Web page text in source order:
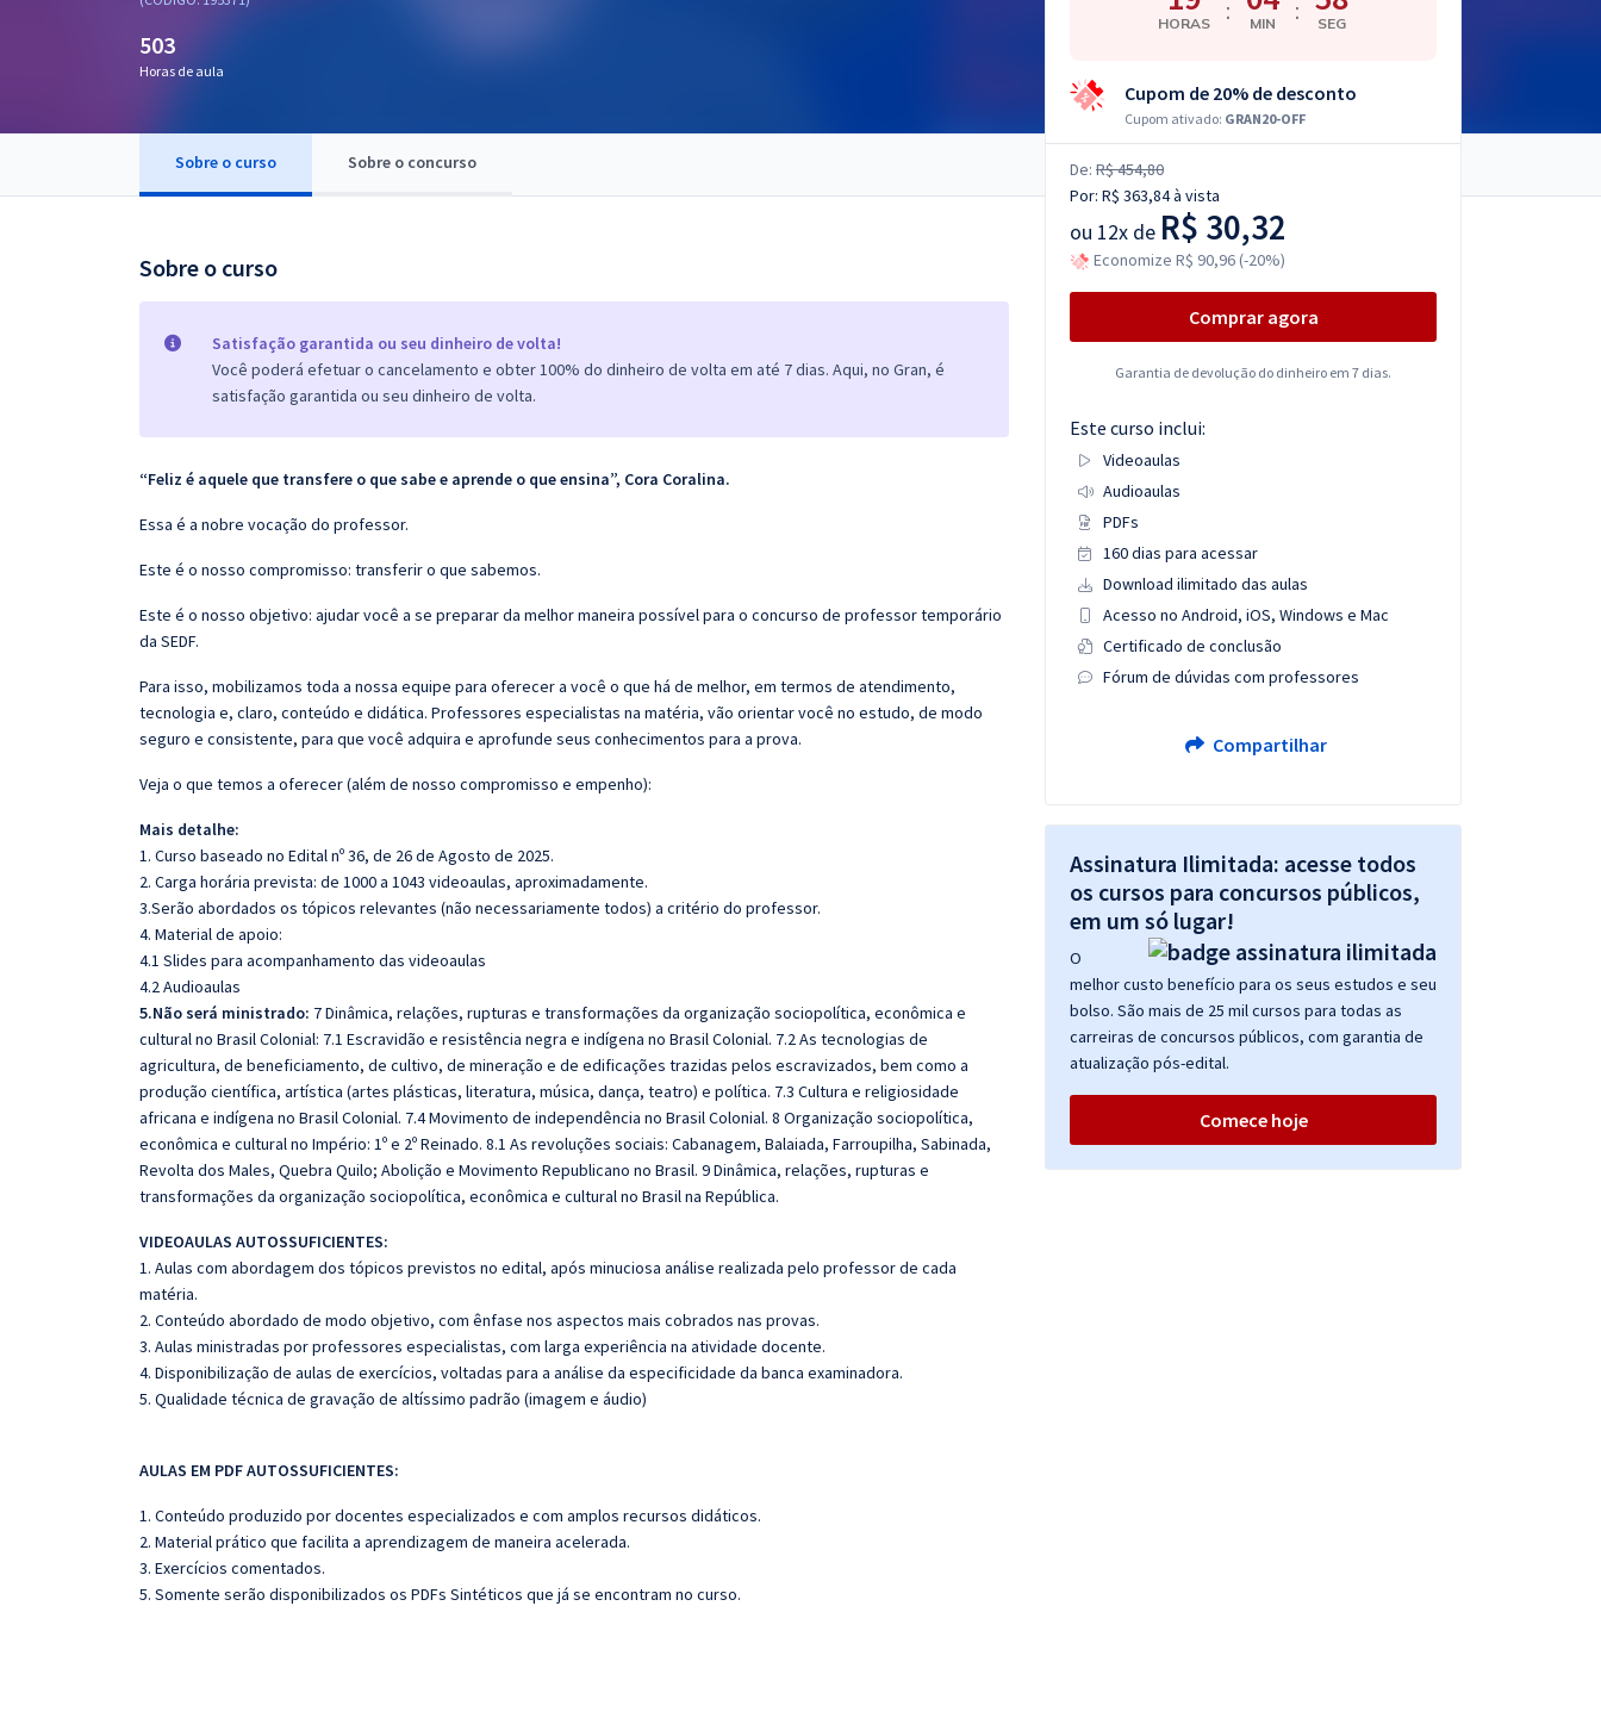
OAB
503
Horas de aula
Sobre o curso Sobre o concurso
Sobre o curso
Satisfação garantida ou seu dinheiro de volta!
Você poderá efetuar o cancelamento e obter 100% do dinheiro de volta em até 7 dias. Aqui, no Gran, é
satisfação garantida ou seu dinheiro de volta.
“Feliz é aquele que transfere o que sabe e aprende o que ensina”, Cora Coralina.
Essa é a nobre vocação do professor.
Este é o nosso compromisso: transferir o que sabemos.
Este é o nosso objetivo: ajudar você a se preparar da melhor maneira possível para o concurso de professor temporário
da SEDF.
Para isso, mobilizamos toda a nossa equipe para oferecer a você o que há de melhor, em termos de atendimento,
tecnologia e, claro, conteúdo e didática. Professores especialistas na matéria, vão orientar você no estudo, de modo
seguro e consistente, para que você adquira e aprofunde seus conhecimentos para a prova.
Veja o que temos a oferecer (além de nosso compromisso e empenho):
Mais detalhe:
1. Curso baseado no Edital nº 36, de 26 de Agosto de 2025.
2. Carga horária prevista: de 1000 a 1043 videoaulas, aproximadamente.
3.Serão abordados os tópicos relevantes (não necessariamente todos) a critério do professor.
4. Material de apoio:
4.1 Slides para acompanhamento das videoaulas
4.2 Audioaulas
5.Não será ministrado: 7 Dinâmica, relações, rupturas e transformações da organização sociopolítica, econômica e
cultural no Brasil Colonial: 7.1 Escravidão e resistência negra e indígena no Brasil Colonial. 7.2 As tecnologias de
agricultura, de beneficiamento, de cultivo, de mineração e de edificações trazidas pelos escravizados, bem como a
produção científica, artística (artes plásticas, literatura, música, dança, teatro) e política. 7.3 Cultura e religiosidade
africana e indígena no Brasil Colonial. 7.4 Movimento de independência no Brasil Colonial. 8 Organização sociopolítica,
econômica e cultural no Império: 1º e 2º Reinado. 8.1 As revoluções sociais: Cabanagem, Balaiada, Farroupilha, Sabinada,
Revolta dos Males, Quebra Quilo; Abolição e Movimento Republicano no Brasil. 9 Dinâmica, relações, rupturas e
transformações da organização sociopolítica, econômica e cultural no Brasil na República.
VIDEOAULAS AUTOSSUFICIENTES:
1. Aulas com abordagem dos tópicos previstos no edital, após minuciosa análise realizada pelo professor de cada
matéria.
2. Conteúdo abordado de modo objetivo, com ênfase nos aspectos mais cobrados nas provas.
3. Aulas ministradas por professores especialistas, com larga experiência na atividade docente.
4. Disponibilização de aulas de exercícios, voltadas para a análise da especificidade da banca examinadora.
5. Qualidade técnica de gravação de altíssimo padrão (imagem e áudio)
AULAS EM PDF AUTOSSUFICIENTES:
1. Conteúdo produzido por docentes especializados e com amplos recursos didáticos.
2. Material prático que facilita a aprendizagem de maneira acelerada.
3. Exercícios comentados.
5. Somente serão disponibilizados os PDFs Sintéticos que já se encontram no curso.
HORAS : MIN : SEG
Cupom de 20% de desconto
Cupom ativado: GRAN20-OFF
De: R$ 454,80
Por: R$ 363,84à vista
ou 12x de R$ 30,32
Economize R$ 90,96 (-20%)
Comprar agora
Garantia de devolução do dinheiro em 7 dias.
Este curso inclui:
Videoaulas
Audioaulas
PDFs
160 dias para acessar
Download ilimitado das aulas
Acesso no Android, iOS, Windows e Mac
Certificado de conclusão
Fórum de dúvidas com professores
Compartilhar
Assinatura Ilimitada: acesse todos
os cursos para concursos públicos,
em um só lugar!
O
melhor custo benefício para os seus estudos e seu
bolso. São mais de 25 mil cursos para todas as
carreiras de concursos públicos, com garantia de
atualização pós-edital.
Comece hoje